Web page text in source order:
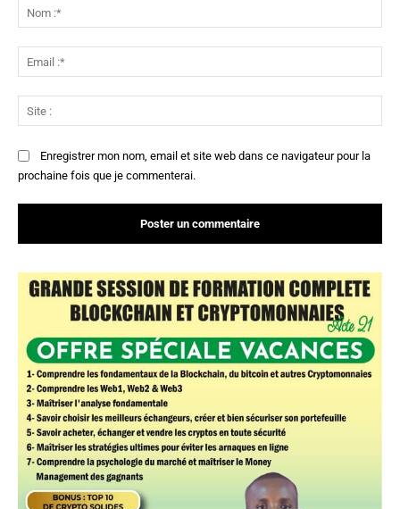
:*
:*
:
Enregistrer mon nom, email et site web dans ce navigateur pour la
prochaine fois que je commenterai.